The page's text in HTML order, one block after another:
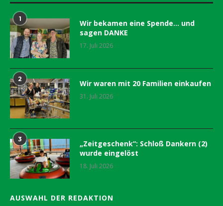
1
Wir bekamen eine Spende… und
sagen DANKE
17. Juli 2026
2 Wir waren mit 20 Familien einkaufen
31. Juli 2026
3
„Zeitgeschenk“: Schloß Dankern (2)
wurde eingelöst
18. Juli 2026
AUSWAHL DER REDAKTION